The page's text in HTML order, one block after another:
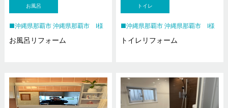
お風呂
沖縄県那覇市 沖縄県那覇市 I様
お風呂リフォーム
トイレ
沖縄県那覇市 沖縄県那覇市 I様
トイレリフォーム